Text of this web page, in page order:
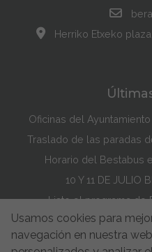
Herriko Etxeko
Oficinas del
Traslado de las paradas
Horario del Bestabus
10 Y 11 DE JULIO
Listo el programa de
Política de Cookies
Usamos cookies para
navegación en nuestra